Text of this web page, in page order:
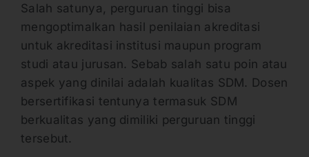
Salah satunya, perguruan tinggi bisa
mengoptimalkan hasil penilaian akreditasi
untuk akreditasi institusi maupun program
studi atau jurusan. Sebab salah satu poin atau
aspek yang dinilai adalah kualitas SDM. Dosen
bersertifikasi tentunya termasuk SDM
berkualitas yang dimiliki perguruan tinggi
tersebut.